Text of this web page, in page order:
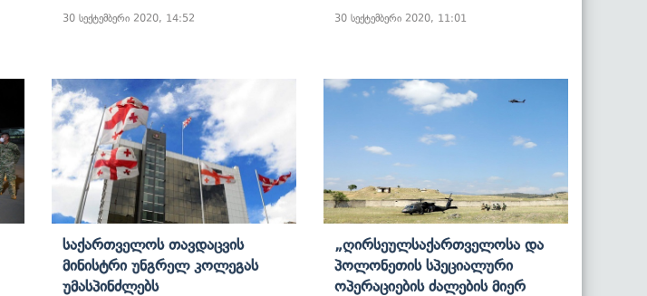
30 სექტემბერი 2020, 14:52 30 სექტემბერი 2020, 11:01
Საქართველოს Თავდაცვის
Მინისტრი Უნგრელ Კოლეგას
Უმასპინძლებს
„ღირსეულსაქართველოსა Და
Პოლონეთის Სპეციალური
Ოპერაციების Ძალების Მიერ